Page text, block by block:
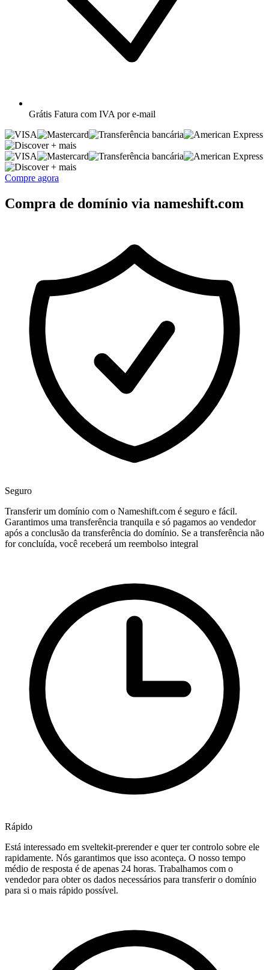
Grátis Fatura com IVA por e-mail
+ mais
+ mais
Compre agora
Compra de domínio via nameshift.com
Seguro
Transferir um domínio com o Nameshift.com é seguro e fácil.
Garantimos uma transferência tranquila e só pagamos ao vendedor
após a conclusão da transferência do domínio. Se a transferência não
for concluída, você receberá um reembolso integral
Rápido
Está interessado em sveltekit-prerender e quer ter controlo sobre ele
rapidamente. Nós garantimos que isso aconteça. O nosso tempo
médio de resposta é de apenas 24 horas. Trabalhamos com o
vendedor para obter os dados necessários para transferir o domínio
para si o mais rápido possível.